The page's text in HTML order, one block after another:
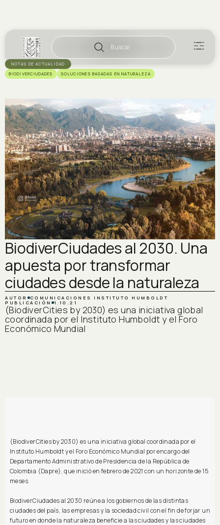
Buscar
NOTAS DE ACTUALIDAD
BIODIVERCIUDADES
SOLUCIONES BASADAS EN NATURALEZA
BiodiverCiudades al 2030. Una
apuesta por transformar
ciudades desde la naturaleza
AUTOR COMUNICACIONES INSTITUTO HUMBOLDT
PUBLICACIÓN 1.10.21
(BiodiverCities by 2030) es una iniciativa global
coordinada por el Instituto Humboldt y el Foro
Económico Mundial
(BiodiverCities by 2030) es una iniciativa global coordinada por el
Instituto Humboldt y el Foro Económico Mundial por encargo del
Departamento Administrativo de Presidencia de la República de
Colombia (Dapre), que inició en febrero de 2021 con un horizonte de 15
meses.
BiodiverCiudades al 2030 reúne a los gobiernos de las distintas
ciudades del país, las empresas y la sociedad civil con el fin de forjar un
futuro en donde la naturaleza beneficie a las ciudades y las ciudades